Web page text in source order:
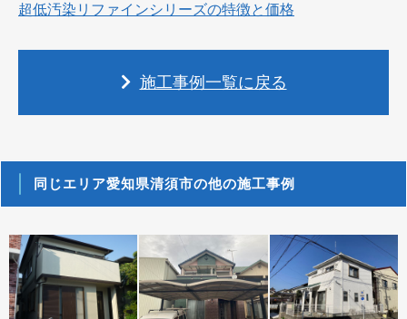
超低汚染リファインシリーズの特徴と価格
施工事例一覧に戻る
同じエリア愛知県清須市の他の施工事例